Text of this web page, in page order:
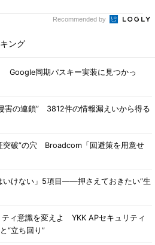
Recommended by
ング
Google同期パスキー実装に見つかっ
害の連鎖” 3812件の情報漏えいから得る
突破”の穴 Broadcom「回避策を用意せ
いけない」5項目――押さえておきたい“生
ティ意識を変えよ YKK APセキュリティ
“立ち回り”